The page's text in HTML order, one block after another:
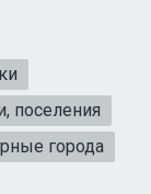
поселения
города